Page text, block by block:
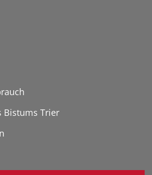
Bistums Trier